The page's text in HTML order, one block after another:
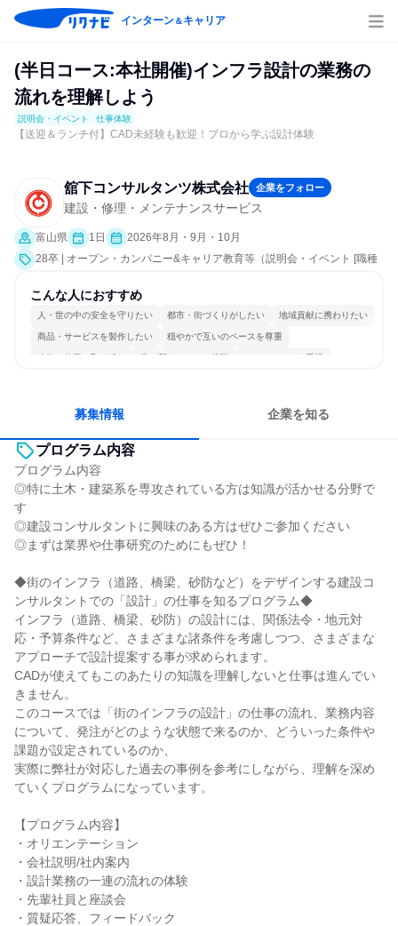
インターン＆キャリア
(半日コース:本社開催)インフラ設計の業務の
流れを理解しよう
説明会・イベント 仕事体験
【送迎＆ランチ付】CAD未経験も歓迎！プロから学ぶ設計体験
舘下コンサルタンツ株式会社 企業をフォロー
建設・修理・メンテナンスサービス
富山県 1日
2026年8月・9月・10月
28卒 | オープン・カンパニー&キャリア教育等（説明会・イベント [職種
こんな人におすすめ
人・世の中の安全を守りたい 都市・街づくりがしたい 地域貢献に携わりたい
商品・サービスを製作したい 穏やかで互いのペースを尊重
冷静に仕事に取り組む 常に新しいものに挑戦 チームワークを重視
募集情報 企業を知る
プログラム内容
プログラム内容
◎特に土木・建築系を専攻されている方は知識が活かせる分野で
す
◎建設コンサルタントに興味のある方はぜひご参加ください
◎まずは業界や仕事研究のためにもぜひ！
◆街のインフラ（道路、橋梁、砂防など）をデザインする建設コ
ンサルタントでの「設計」の仕事を知るプログラム◆
インフラ（道路、橋梁、砂防）の設計には、関係法令・地元対
応・予算条件など、さまざまな諸条件を考慮しつつ、さまざまな
アプローチで設計提案する事が求められます。
CADが使えてもこのあたりの知識を理解しないと仕事は進んでい
きません。
このコースでは「街のインフラの設計」の仕事の流れ、業務内容
について、発注がどのような状態で来るのか、どういった条件や
課題が設定されているのか、
実際に弊社が対応した過去の事例を参考にしながら、理解を深め
ていくプログラムになっています。
【プログラム内容】
・オリエンテーション
・会社説明/社内案内
・設計業務の一連の流れの体験
・先輩社員と座談会
・質疑応答、フィードバック